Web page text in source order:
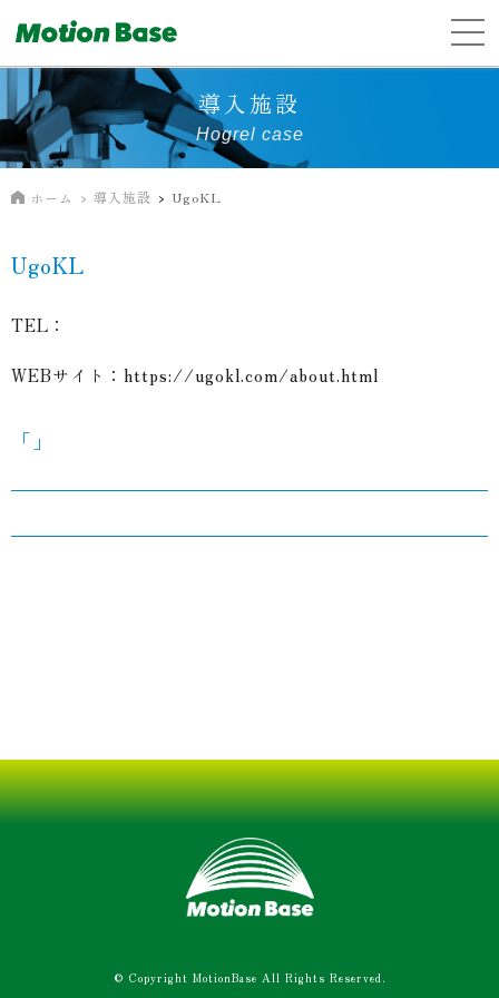
導入施設
Hogrel case
ホーム 導入施設 UgoKL
UgoKL
TEL：
WEBサイト： https://ugokl.com/about.html
「」
© Copyright MotionBase All Rights Reserved.